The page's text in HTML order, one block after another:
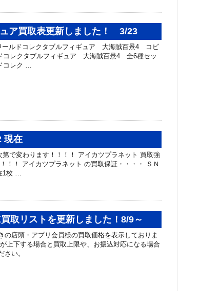
ア買取表更新しました！ 3/23
ルドコレクタブルフィギュア 大海賊百景4 コビ
コレクタブルフィギュア 大海賊百景4 全6種セッ
コレク …
現在
で変わります！！！！ アイカツプラネット 買取強
！！ アイカツプラネット の買取保証・・・・ ＳＮ
1枚 …
取リストを更新しました！8/9～
の店頭・アプリ会員様の買取価格を表示しておりま
上下する場合と買取上限や、お振込対応になる場合
い。